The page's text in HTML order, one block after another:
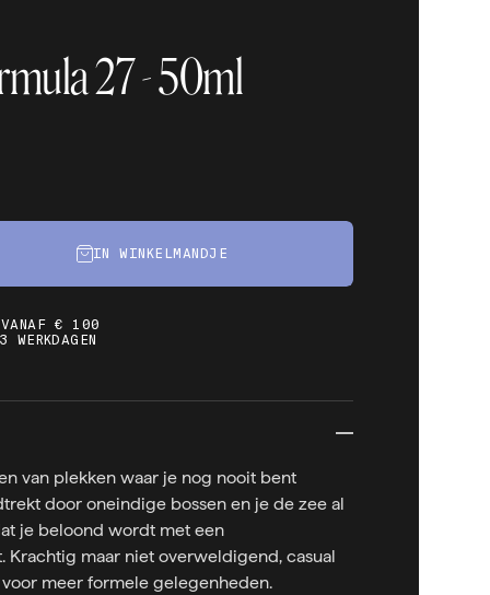
27 - 50ml
IN WINKELMANDJE
€ 100
van plekken waar je nog nooit bent
door oneindige bossen en je de zee al
je beloond wordt met een
Krachtig maar niet overweldigend, casual
meer formele gelegenheden.